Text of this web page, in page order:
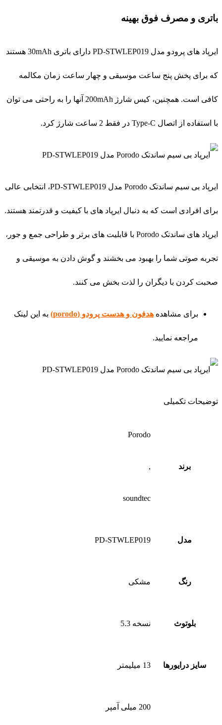
باتری و مصرف فوق بهینه
ایرپاد های پرودو مدل PD-STWLEP019 دارای باتری 30mAh هستند
که برای پخش پنج ساعت موسیقی و چهار ساعت زمان مکالمه
کافی است. همچنین، کیس شارژ 200mAh آنها را به راحتی می توان
با استفاده از اتصال Type-C در فقط 2 ساعت شارژ کرد.
ایرپاد بی سیم ساندتک Porodo مدل PD-STWLEP019، انتخابی عالی
برای افرادی است که به دنبال ایرپاد های با کیفیت و قدرتمند هستند.
ایرپاد های ساندتک Porodo با قابلیت های برتر و طراحی جمع و جور،
تجربه صوتی شما را بهبود می بخشند و گوش دادن به موسیقی و
صحبت کردن با دیگران را لذت بخش می کنند.
برای مشاهده هدفون و هدست پرودو (porodo) به این لینک
مراجعه نمایید.
توضیحات تکمیلی
برند
Porodo
,
soundtec
مدل PD-STWLEP019
رنگ مشکی
بلوتوث نسخه 5.3
سایز درایورها 13 میلیمتر
200 میلی آمپر